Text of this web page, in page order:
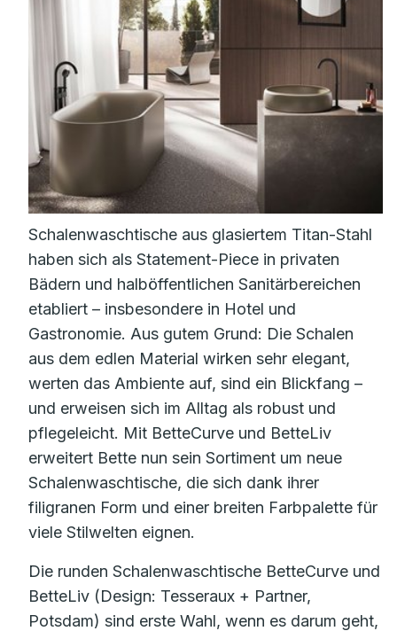
Schalenwaschtische aus glasiertem Titan-Stahl
haben sich als Statement-Piece in privaten
Bädern und halböffentlichen Sanitärbereichen
etabliert – insbesondere in Hotel und
Gastronomie. Aus gutem Grund: Die Schalen
aus dem edlen Material wirken sehr elegant,
werten das Ambiente auf, sind ein Blickfang –
und erweisen sich im Alltag als robust und
pflegeleicht. Mit BetteCurve und BetteLiv
erweitert Bette nun sein Sortiment um neue
Schalenwaschtische, die sich dank ihrer
filigranen Form und einer breiten Farbpalette für
viele Stilwelten eignen.
Die runden Schalenwaschtische BetteCurve und
BetteLiv (Design: Tesseraux + Partner,
Potsdam) sind erste Wahl, wenn es darum geht,